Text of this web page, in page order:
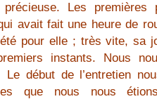
Les premières
avait fait une heure de
pour elle ; très vite, sa
instants. Nous
Le début de l’entretien
que nous nous